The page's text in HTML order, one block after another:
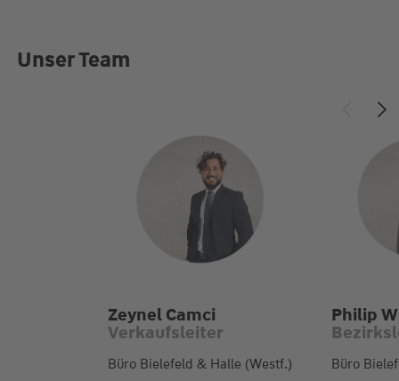
Unser Team
Zeynel Camci
Verkaufsleiter
Büro Bielefeld & Halle (Westf.)
Philip
Büro